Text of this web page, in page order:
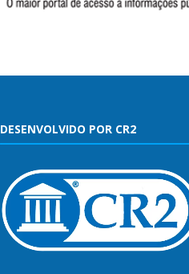
DESENVOLVIDO POR CR2